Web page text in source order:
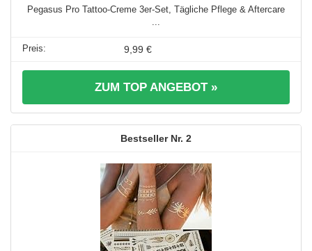
Pegasus Pro Tattoo-Creme 3er-Set, Tägliche Pflege & Aftercare
9,99 €
ZUM TOP ANGEBOT »
2